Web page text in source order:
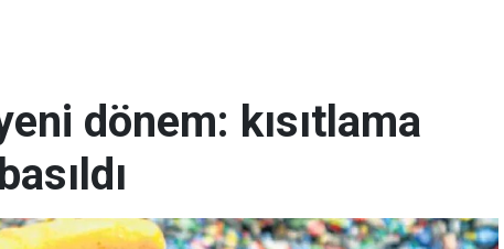
dönem: kısıtlama